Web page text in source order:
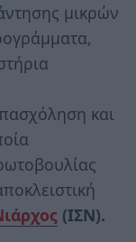
μικρών
και
(ΙΣΝ).